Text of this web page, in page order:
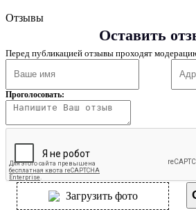
Отзывы
Оставить
Перед публикацией отзывы проходят
Проголосовать:
Загрузить фото